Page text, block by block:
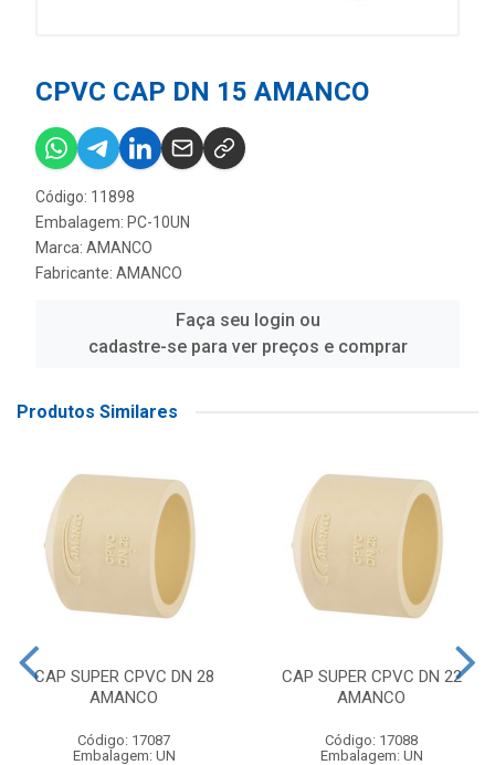
CPVC CAP DN 15 AMANCO
Código: 11898
Embalagem: PC-10UN
Marca: AMANCO
Fabricante: AMANCO
Faça seu login ou
cadastre-se para ver preços e comprar
Produtos Similares
CAP SUPER CPVC DN 28
AMANCO
Código: 17087
Embalagem: UN
CAP SUPER CPVC DN 22
AMANCO
Código: 17088
Embalagem: UN